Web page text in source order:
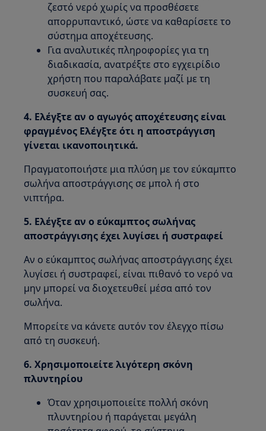
ζεστό νερό χωρίς να προσθέσετε
απορρυπαντικό, ώστε να καθαρίσετε το
σύστημα αποχέτευσης.
Για αναλυτικές πληροφορίες για τη
διαδικασία, ανατρέξτε στο εγχειρίδιο
χρήστη που παραλάβατε μαζί με τη
συσκευή σας.
4. Ελέγξτε αν ο αγωγός αποχέτευσης είναι
φραγμένος Ελέγξτε ότι η αποστράγγιση
γίνεται ικανοποιητικά.
Πραγματοποιήστε μια πλύση με τον εύκαμπτο
σωλήνα αποστράγγισης σε μπολ ή στο
νιπτήρα.
5. Ελέγξτε αν ο εύκαμπτος σωλήνας
αποστράγγισης έχει λυγίσει ή συστραφεί
Αν ο εύκαμπτος σωλήνας αποστράγγισης έχει
λυγίσει ή συστραφεί, είναι πιθανό το νερό να
μην μπορεί να διοχετευθεί μέσα από τον
σωλήνα.
Μπορείτε να κάνετε αυτόν τον έλεγχο πίσω
από τη συσκευή.
6. Χρησιμοποιείτε λιγότερη σκόνη
πλυντηρίου
Όταν χρησιμοποιείτε πολλή σκόνη
πλυντηρίου ή παράγεται μεγάλη